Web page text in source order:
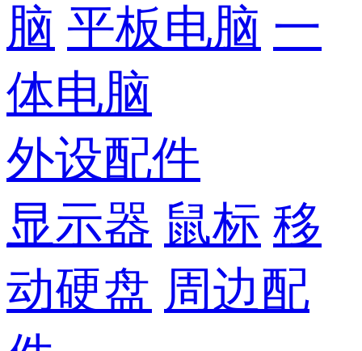
脑 平板电脑 一
体电脑
外设配件
显示器 鼠标 移
动硬盘 周边配